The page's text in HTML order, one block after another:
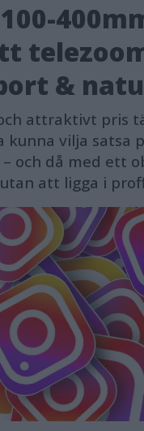
&
attraktivt pris
kunna vilja satsa
och då med ett
att ligga i